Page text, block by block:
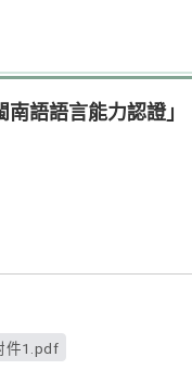
語語言能力認證」
件1.pdf